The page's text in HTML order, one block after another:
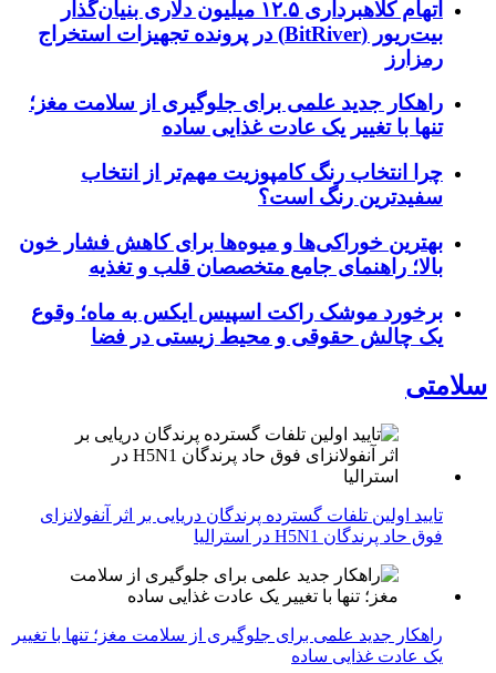
اتهام کلاهبرداری ۱۲.۵ میلیون دلاری بنیان‌گذار
بیت‌ریور (BitRiver) در پرونده تجهیزات استخراج
رمزارز
راهکار جدید علمی برای جلوگیری از سلامت مغز؛
تنها با تغییر یک عادت غذایی ساده
چرا انتخاب رنگ کامپوزیت مهم‌تر از انتخاب
سفیدترین رنگ است؟
بهترین خوراکی‌ها و میوه‌ها برای کاهش فشار خون
بالا؛ راهنمای جامع متخصصان قلب و تغذیه
برخورد موشک راکت اسپیس ایکس به ماه؛ وقوع
یک چالش حقوقی و محیط زیستی در فضا
سلامتی
تایید اولین تلفات گسترده پرندگان دریایی بر اثر آنفولانزای
فوق حاد پرندگان H5N1 در استرالیا
راهکار جدید علمی برای جلوگیری از سلامت مغز؛ تنها با تغییر
یک عادت غذایی ساده